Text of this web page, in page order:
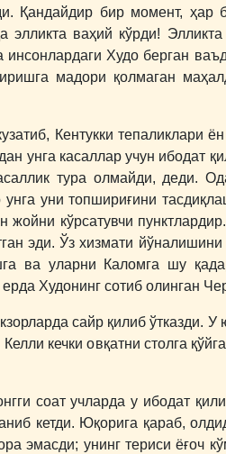
Қандайдир бир момент,
элликта ваҳий кўрди!
Худо берган
мадори қолмаган
Кентукки тепаликлари
унга касаллар учун ибодат
тура олмайди, деди.
уни топшириғини
жойни кўрсатувчи
эди. Ўз хизмати
ва уларни Каломга шу
Худонинг сотиб олинган
сайр қилиб ўтказди.
кечки овқатни столга
соат учларда у ибодат
кетди. Юқорига қараб,
эмасди; унинг териси ёғоч